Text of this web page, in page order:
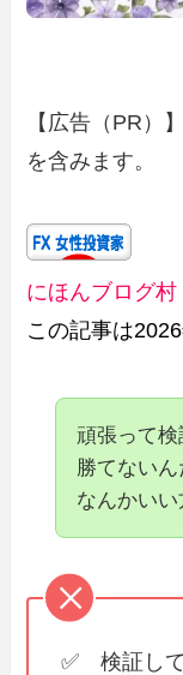
【広告（PR）
を含みます。
にほんブログ村
この記事は
頑張って
勝てない
なんかい
✅ 検証し